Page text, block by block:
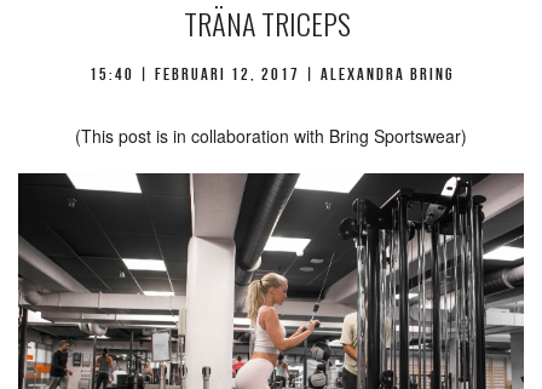
TRÄNA TRICEPS
15:40 | februari 12, 2017 | Alexandra Bring
(This post is in collaboration with Bring Sportswear)